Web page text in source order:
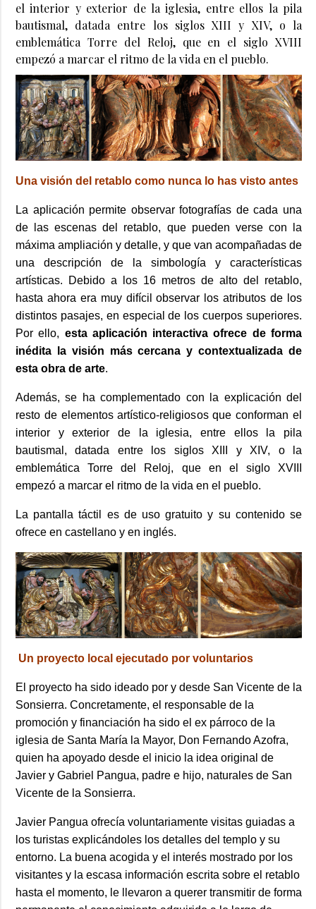
el interior y exterior de la iglesia, entre ellos la pila
bautismal, datada entre los siglos XIII y XIV, o la
emblemática Torre del Reloj, que en el siglo XVIII
empezó a marcar el ritmo de la vida en el pueblo.
Una visión del retablo como nunca lo has visto antes
La aplicación permite observar fotografías de cada una
de las escenas del retablo, que pueden verse con la
máxima ampliación y detalle, y que van acompañadas de
una descripción de la simbología y características
artísticas. Debido a los 16 metros de alto del retablo,
hasta ahora era muy difícil observar los atributos de los
distintos pasajes, en especial de los cuerpos superiores.
Por ello, esta aplicación interactiva ofrece de forma
inédita la visión más cercana y contextualizada de
esta obra de arte.
Además, se ha complementado con la explicación del
resto de elementos artístico-religiosos que conforman el
interior y exterior de la iglesia, entre ellos la pila
bautismal, datada entre los siglos XIII y XIV, o la
emblemática Torre del Reloj, que en el siglo XVIII
empezó a marcar el ritmo de la vida en el pueblo.
La pantalla táctil es de uso gratuito y su contenido se
ofrece en castellano y en inglés.
Un proyecto local ejecutado por voluntarios
El proyecto ha sido ideado por y desde San Vicente de la
Sonsierra. Concretamente, el responsable de la
promoción y financiación ha sido el ex párroco de la
iglesia de Santa María la Mayor, Don Fernando Azofra,
quien ha apoyado desde el inicio la idea original de
Javier y Gabriel Pangua, padre e hijo, naturales de San
Vicente de la Sonsierra.
Javier Pangua ofrecía voluntariamente visitas guiadas a
los turistas explicándoles los detalles del templo y su
entorno. La buena acogida y el interés mostrado por los
visitantes y la escasa información escrita sobre el retablo
hasta el momento, le llevaron a querer transmitir de forma